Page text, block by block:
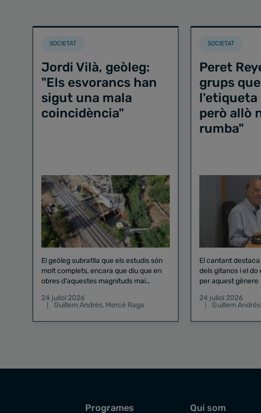
SOCIETAT
Jordi Vilà, geòleg:
"Els esvorancs han
sigut una mala
coincidència"
El geòleg subratlla que els estudis són
molt complets, encara que diu que en
obres d'aquestes magnituds mai
24 juliol 2026
Guillem Andrés, Mercè Raga
SOCIETAT
Peret
grups
l'etiqueta
però allò
rumba"
El cantant
dels gitanos i el
per aquest gènere
24 juliol 2026
Guillem Andrés
Programes Qui som